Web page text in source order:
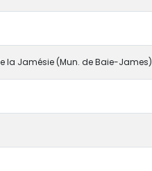
la Jamésie (Mun. de Baie-James)